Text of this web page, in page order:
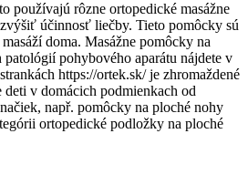
používajú rôzne ortopedické masážne
účinnosť liečby. Tieto pomôcky sú
doma. Masážne pomôcky na
pohybového aparátu nájdete v
https://ortek.sk/ je zhromaždené
deti v domácich podmienkach od
např. pomôcky na ploché nohy
ortopedické podložky na ploché